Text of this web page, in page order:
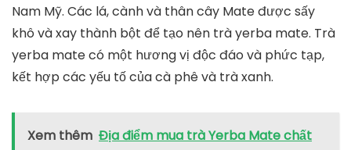
Nam Mỹ. Các lá, cành và thân cây Mate được sấy
khô và xay thành bột để tạo nên trà yerba mate. Trà
yerba mate có một hương vị độc đáo và phức tạp,
kết hợp các yếu tố của cà phê và trà xanh.
Xem thêm Địa điểm mua trà Yerba Mate chất